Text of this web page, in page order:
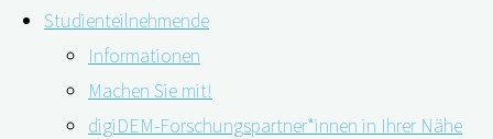
Studienteilnehmende
Informationen
Machen Sie mit!
digiDEM-Forschungspartner*innen in Ihrer Nähe